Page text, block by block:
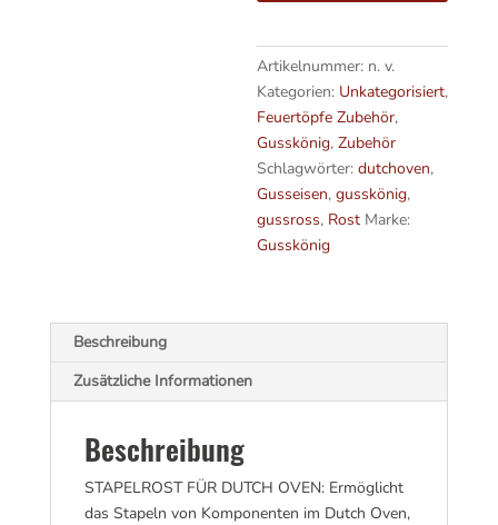
i
v
e
:
Artikelnummer: n. v.
Kategorien: Unkategorisiert,
Feuertöpfe Zubehör,
Gusskönig,Zubehör
Schlagwörter:dutchoven,
Gusseisen,gusskönig,
gussross, Rost Marke:
Gusskönig
Beschreibung
Zusätzliche Informationen
Beschreibung
STAPELROST FÜR DUTCH OVEN: Ermöglicht
das Stapeln von Komponenten im Dutch Oven,